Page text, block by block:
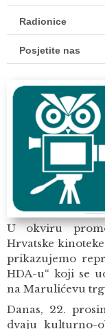
Radionice
Posjetite nas
U okviru
Hrvatske
prikazujemo
HDA-u“ koji se
na Marulićevu
Danas, 22.
dvaju kulturno-